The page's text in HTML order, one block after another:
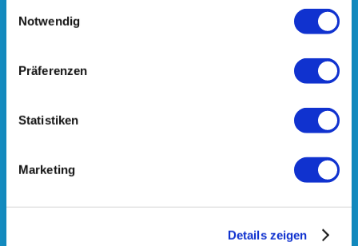
Notwendig
Präferenzen
Statistiken
Marketing
Details zeigen